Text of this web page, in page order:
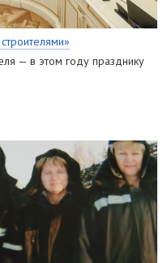
— в этом году празднику